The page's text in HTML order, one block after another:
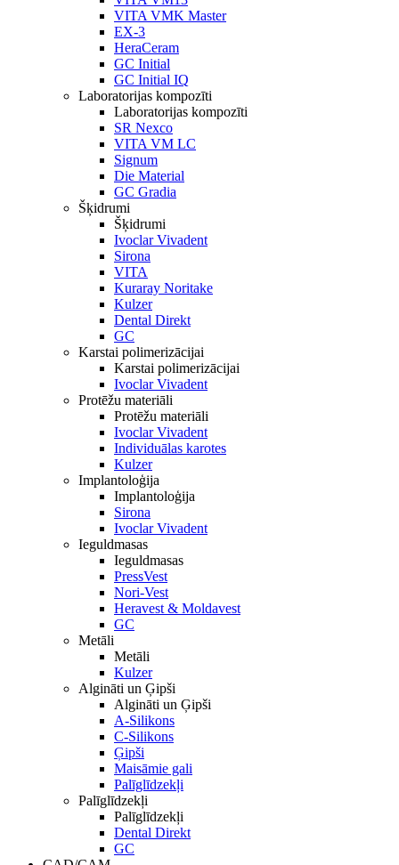
VITA VMK Master
EX-3
HeraCeram
GC Initial
GC Initial IQ
Laboratorijas kompozīti
Laboratorijas kompozīti
SR Nexco
VITA VM LC
Signum
Die Material
GC Gradia
Šķidrumi
Šķidrumi
Ivoclar Vivadent
Sirona
VITA
Kuraray Noritake
Kulzer
Dental Direkt
GC
Karstai polimerizācijai
Karstai polimerizācijai
Ivoclar Vivadent
Protēžu materiāli
Protēžu materiāli
Ivoclar Vivadent
Individuālas karotes
Kulzer
Implantoloģija
Implantoloģija
Sirona
Ivoclar Vivadent
Ieguldmasas
Ieguldmasas
PressVest
Nori-Vest
Heravest & Moldavest
GC
Metāli
Metāli
Kulzer
Algināti un Ģipši
Algināti un Ģipši
A-Silikons
C-Silikons
Ģipši
Maisāmie gali
Palīglīdzekļi
Palīglīdzekļi
Palīglīdzekļi
Dental Direkt
GC